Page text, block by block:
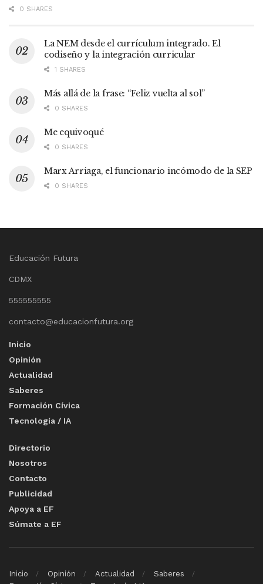
0 SHARES
La NEM desde el currículum integrado. El
codiseño y la integración curricular
1 SHARES
Más allá de la frase: “Feliz vuelta al sol”
0 SHARES
Me equivoqué
0 SHARES
Marx Arriaga, el funcionario incómodo de la SEP
0 SHARES
Educación Futura
CDMX
555555555
contacto@educacionfutura.org
Inicio
Opinión
Actualidad
Saberes
Formación Cívica
Tecnología / IA
Directorio
Nosotros
Contacto
Publicidad
Apoya a EF
Súmate a EF
Inicio Opinión Actualidad
Saberes